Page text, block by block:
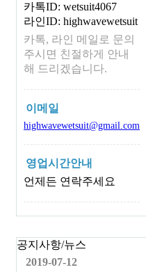
카톡ID: wetsuit4067
라인ID: highwavewetsuit
카톡, 라인 메일로 문의
주시면 친절하게 안내
해 드리겠습니다.
이메일
highwavewetsuit@gmail.com
영업시간안내
언제든 연락주세요
공지사항/뉴스
2019-07-12